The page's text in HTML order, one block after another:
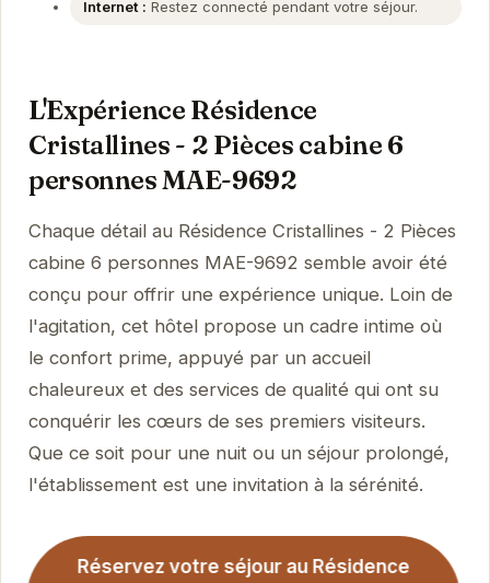
Internet : Restez connecté pendant votre séjour.
L'Expérience Résidence
Cristallines - 2 Pièces cabine 6
personnes MAE-9692
Chaque détail au Résidence Cristallines - 2 Pièces
cabine 6 personnes MAE-9692 semble avoir été
conçu pour offrir une expérience unique. Loin de
l'agitation, cet hôtel propose un cadre intime où
le confort prime, appuyé par un accueil
chaleureux et des services de qualité qui ont su
conquérir les cœurs de ses premiers visiteurs.
Que ce soit pour une nuit ou un séjour prolongé,
l'établissement est une invitation à la sérénité.
Réservez votre séjour au Résidence